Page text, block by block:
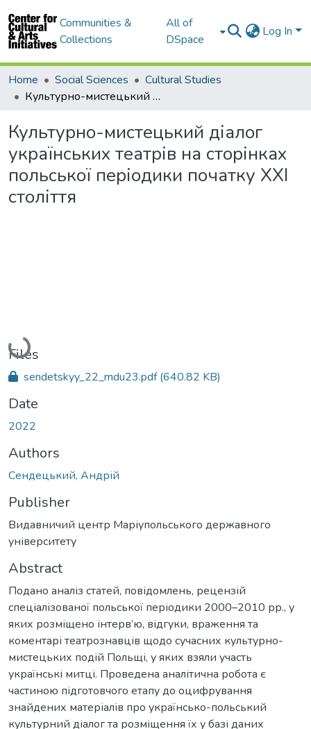
Communities &
Collections
All of
DSpace
Log In
Home Social Sciences
Cultural Studies
Культурно-мистецький діалог українських театрів на сторінках польської періодики початку ХХІ століття
Культурно-мистецький діалог
українських театрів на сторінках
польської періодики початку ХХІ
століття
Loading...
Files
sendetskyy_22_mdu23.pdf(640.82 KB)
Date
2022
Authors
Сендецький, Андрій
Publisher
Видавничий центр Маріупольського державного
університету
Abstract
Подано аналіз статей, повідомлень, рецензій
спеціалізованої польської періодики 2000–2010 рр., у
яких розміщено інтерв’ю, відгуки, враження та
коментарі театрознавців щодо сучасних культурно-
мистецьких подій Польщі, у яких взяли участь
українські митці. Проведена аналітична робота є
частиною підготовчого етапу до оцифрування
знайдених матеріалів про українсько-польський
культурний діалог та розміщення їх у базі даних